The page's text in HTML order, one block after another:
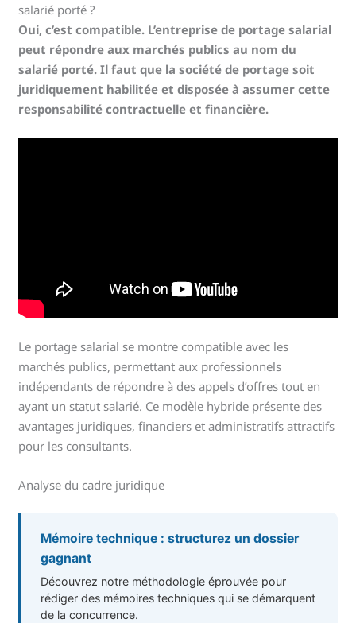
salarié porté ?
Oui, c’est compatible. L’entreprise de portage salarial
peut répondre aux marchés publics au nom du
salarié porté. Il faut que la société de portage soit
juridiquement habilitée et disposée à assumer cette
responsabilité contractuelle et financière.
Le portage salarial se montre compatible avec les
marchés publics, permettant aux professionnels
indépendants de répondre à des appels d’offres tout en
ayant un statut salarié. Ce modèle hybride présente des
avantages juridiques, financiers et administratifs attractifs
pour les consultants.
Analyse du cadre juridique
Mémoire technique : structurez un dossier
gagnant
Découvrez notre méthodologie éprouvée pour
rédiger des mémoires techniques qui se démarquent
de la concurrence.